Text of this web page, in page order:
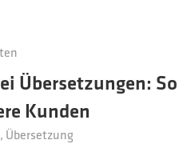
Übersetzungen: So
Kunden
Übersetzung